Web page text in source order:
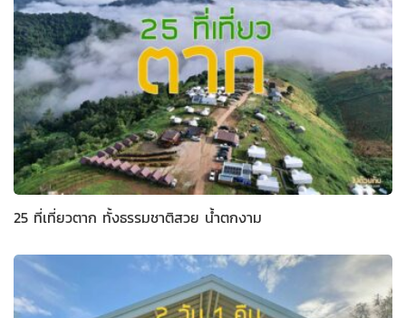
25 ที่เที่ยวตาก ทั้งธรรมชาติสวย น้ำตกงาม